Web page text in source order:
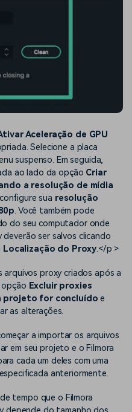
Aceleração de GPU
Selecione a placa
suspenso. Em seguida,
ao lado da opção Criar
a resolução de mídia
sua resolução
. Você também pode
do seu computador onde
ser salvos clicando
Localização do Proxy.</p >
arquivos proxy criados após a
Excluir proxies
projeto for concluído e
as alterações.
a importar os arquivos
em seu projeto e o Filmora
cada um deles com uma
anteriormente.
tempo que o Filmora